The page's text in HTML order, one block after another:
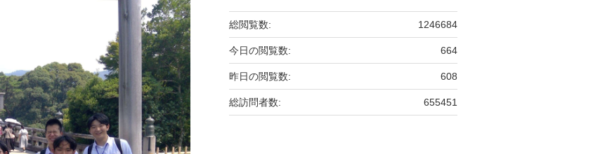
1246684
総閲覧数:
664
今日の閲覧数:
608
昨日の閲覧数:
655451
総訪問者数: